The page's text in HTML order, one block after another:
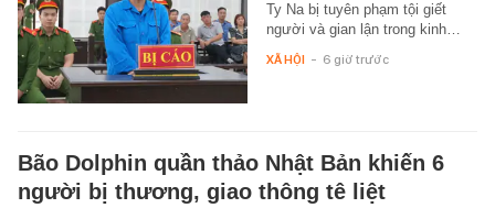
Ty Na bị tuyên phạm tội giết
người và gian lận trong kinh…
XÃ HỘI - 6 giờ trước
Bão Dolphin quần thảo Nhật Bản khiến 6
người bị thương, giao thông tê liệt